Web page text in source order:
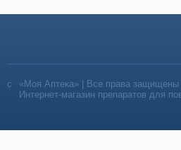
«Моя Аптека» | Все права защищены
Интернет-магазин препаратов для